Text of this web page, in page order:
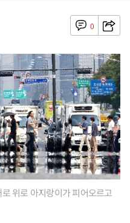
0
위로 아지랑이가 피어오르고